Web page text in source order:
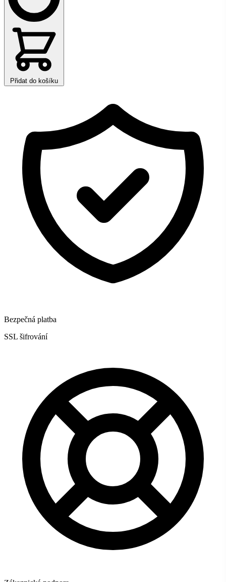
Přidat do košíku
Bezpečná platba
SSL šifrování